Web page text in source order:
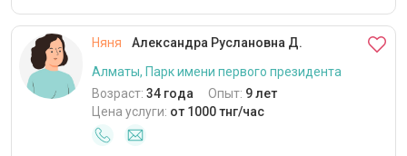
Няня
Александра Руслановна Д.
Алматы, Парк имени первого президента
Возраст: 34 года Опыт: 9 лет
Цена услуги: от 1000 тнг/час